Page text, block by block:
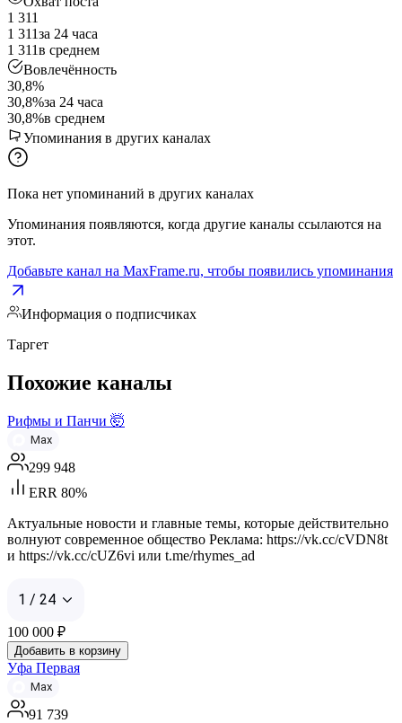
1 311
1 311за 24 часа
1 311в среднем
Вовлечённость
30,8%
30,8%за 24 часа
30,8%в среднем
Упоминания в других каналах
Пока нет упоминаний в других каналах
Упоминания появляются, когда другие каналы ссылаются на
этот.
Добавьте канал на MaxFrame.ru, чтобы появились упоминания
Информация о подписчиках
Таргет
Похожие каналы
Рифмы и Панчи 🤯
Max
299 948
ERR 80%
Актуальные новости и главные темы, которые действительно
волнуют современное общество Реклама: https://vk.cc/cVDN8t
и https://vk.cc/cUZ6vi или t.me/rhymes_ad
1 / 24
100 000 ₽
Добавить в корзину
Уфа Первая
Max
91 739